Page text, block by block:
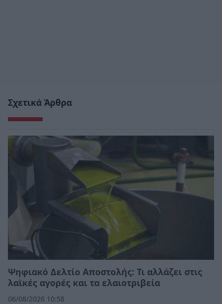
Σχετικά Άρθρα
Ψηφιακό Δελτίο Αποστολής: Τι αλλάζει στις
λαϊκές αγορές και τα ελαιοτριβεία
06/08/2026 10:58